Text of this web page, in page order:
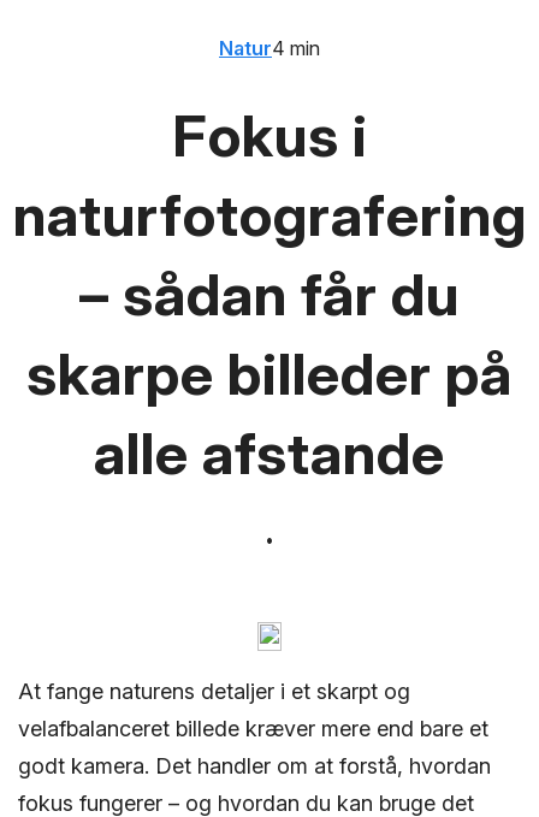
Fokus i
naturfotografering
– sådan får du
skarpe billeder på
alle afstande
Natur4 min
At fange naturens detaljer i et skarpt og
velafbalanceret billede kræver mere end bare et
godt kamera. Det handler om at forstå, hvordan
fokus fungerer – og hvordan du kan bruge det